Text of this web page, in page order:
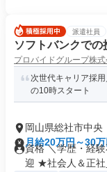
派遣社員
ソフトバンクで
プロバイドグループ株式
次世代キャリア採
の10時スタート
岡山県総社市中央
月給20万円～30万
資格 ＼学歴・経
迎 ★社会人＆正社